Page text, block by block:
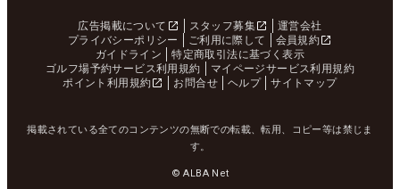
広告掲載について スタッフ募集
運営会社
プライバシーポリシー
ご利用に際して
会員規約
ガイドライン
特定商取引法に基づく表示
ゴルフ場予約サービス利用規約
マイページサービス利用規約
ポイント利用規約
お問合せ ヘルプ サイトマップ
掲載されている全てのコンテンツの無断での転載、転用、コピー等は禁じま
す。
© ALBA Net